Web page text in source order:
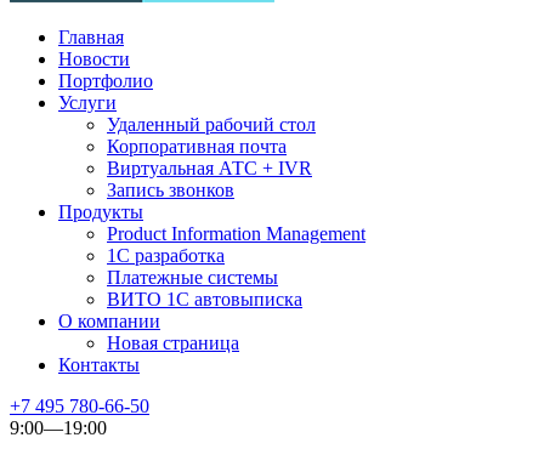
Главная
Новости
Портфолио
Услуги
Удаленный рабочий стол
Корпоративная почта
Виртуальная АТС + IVR
Запись звонков
Продукты
Product Information Management
1С разработка
Платежные системы
ВИТО 1С автовыписка
О компании
Новая страница
Контакты
+7 495 780-66-50
9:00—19:00